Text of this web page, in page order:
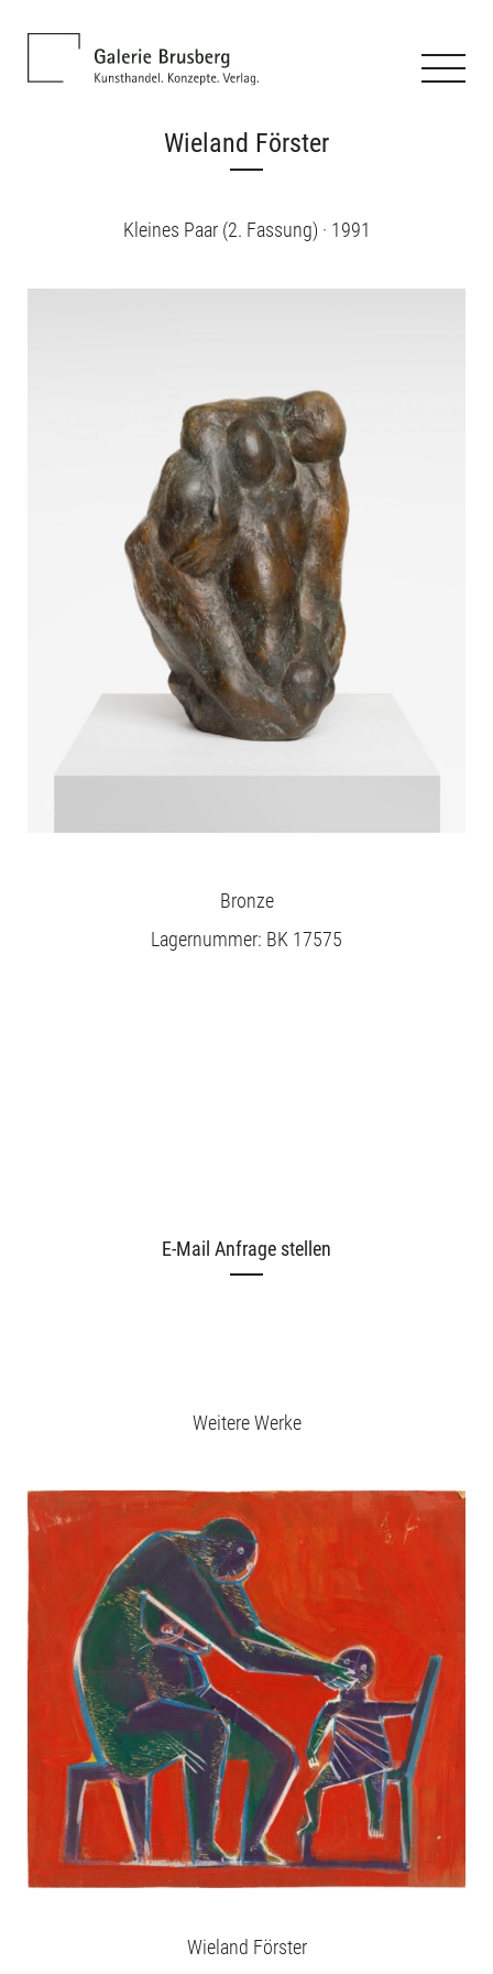
Wieland Förster
Kleines Paar (2. Fassung) · 1991
Bronze
Lagernummer: BK 17575
E-Mail Anfrage stellen
Weitere Werke
Wieland Förster